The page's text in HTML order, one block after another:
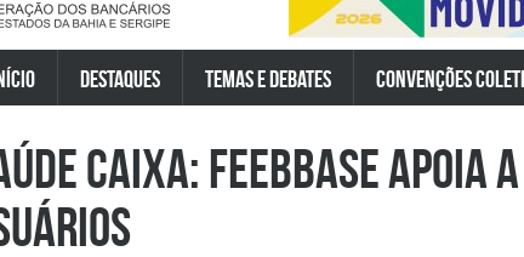
Destaques Temas e Debates Convenções
Caixa: Feebbase apoia